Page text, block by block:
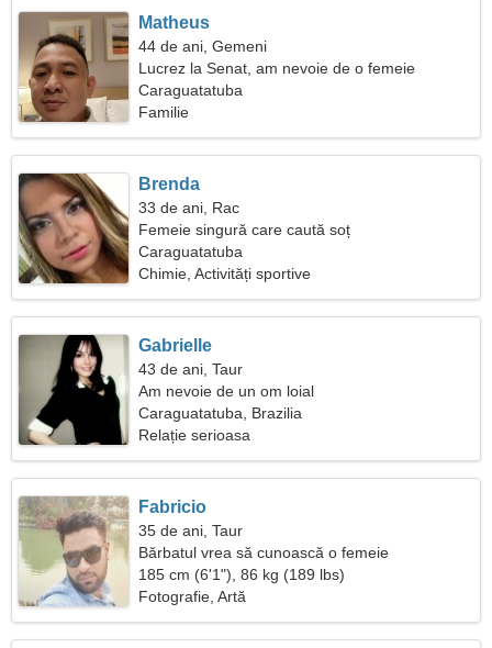
Matheus
44 de ani, Gemeni
Lucrez la Senat, am nevoie de o femeie
sensibilă
Caraguatatuba
Familie
Brenda
33 de ani, Rac
Femeie singură care caută soț
Caraguatatuba
Chimie, Activități sportive
Gabrielle
43 de ani, Taur
Am nevoie de un om loial
Caraguatatuba, Brazilia
Relație serioasa
Fabricio
35 de ani, Taur
Bărbatul vrea să cunoască o femeie
185 cm (6'1"), 86 kg (189 lbs)
Fotografie, Artă